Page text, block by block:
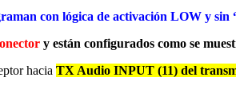
con lógica de activación LOW y sin
y están configurados como se
hacia TX Audio INPUT (11) del